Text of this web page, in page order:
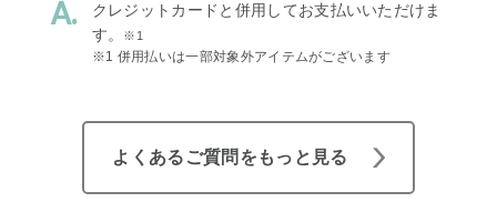
クレジットカードと併用してお支払いいただけま
す。
※1
※1 併用払いは一部対象外アイテムがございます
よくあるご質問をもっと見る